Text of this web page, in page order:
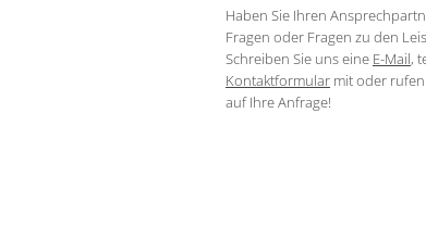
Haben Sie Ihren
Fragen oder Fragen zu den
Schreiben Sie uns eine E-Mail,
Kontaktformular mit oder rufen
auf Ihre Anfrage!